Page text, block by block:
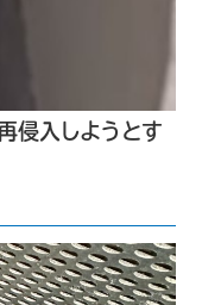
侵入しようとす